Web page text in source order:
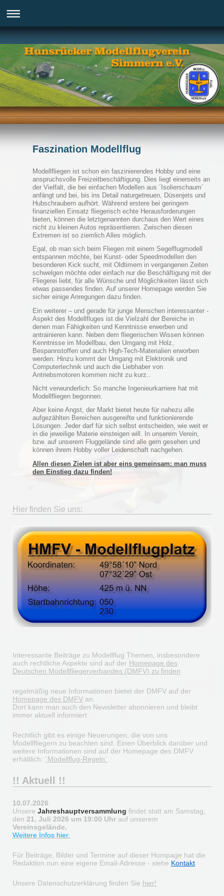
Faszination Modellflug
Modellfliegen ist schon ein faszinierendes Hobby und eine
anspruchsvolle Freizeitbeschäftigung. Dies liegt einerseits an
der Vielfalt, die bei einfachen Modellen aus ´Isolierschaum´
anfängt und bei, bis ins Detail naturgetreuen, Düsenjets und
Hubschraubern aufhört. Während erstere bei geringem
finanziellen Einsatz fliegerisch echte Herausforderungen
bieten, können die letztgenannten durchaus den Wert eines
nicht zu kleinen Autos repräsentieren. Zwischen diesen
Extremen ist so ziemlich Alles möglich.
Egal, ob man sich beim Fliegen mit einem Segelflugmodell
entspannen möchte, bei Kunst- oder Speedmodellen den
besonderen Kick sucht, mit Oldtimern in vergangenen Zeiten
schwelgen möchte oder einfach nur die Beschäftigung mit der
Fliegerei liebt, für alle Wünsche und Möglichkeiten lässt sich
etwas passendes finden. Auf unserer Homepage werden Sie
sicher einige Anregungen dazu finden.
Ein weiterer – und gerade für junge Menschen interessanter -
Aspekt des Modellfluges ist die Vielzahl der Bereiche in
denen man Fähigkeiten und Kenntnisse erwerben und
antrainieren kann. Neben dem fliegerischen Wissen können
Kenntnisse im Modellbau, den Umgang mit Holz,
Bespannstoffen und auch High-Tech-Materialien erworben
werden. Hinzu kommt der Umgang mit Elektronik und
Computertechnik und auch die Liebhaber von
Antriebsmotoren kommen nicht zu kurz..
Nicht verwunderlich: So manche Ingenieurkarriere hat mit
Modellfliegen begonnen.
Aber keine Angst, der Markt bietet heute für nahezu alle
aufgezählten Bereichen ausgereifte und funktionierende
Lösungen. Jeder darf für sich selbst entscheiden, wie weit er
in die jeweilige Materie einsteigen will. In unserem Verein,
bzw. auf unserem Fluggelände sind alle gern gesehen und
können ihrem Hobby voller Leidenschaft nachgehen.
Allen diesen Zielen ist aber eins gemeinsam: man muss
den Einstieg dazu finden!
Hier finden Sie uns:
Interessante Beiträge zu Modellflug Themen, insbesondere
auch rechtliche Aspekte sind auf der Homepage des
Deutschen Modellfliegerverbandes (DMFV) zu finden
regelmäßig neue Informationen bietet der DMFV auf der
Homepage des DMFV an.
Dort kann man auch den Newsletter abonnieren und bleibt
immer aktuell informiert
Rechtlich gibt es einige Neuerungen, die von uns
Modellfliegern zu beachten sind. Einen Überblick darüber und
weitere Informationen sind auf der Homepage des DMFV
erhältlich: ´Modellflug-Regeln´
!! Aktuell !!
10.07.2026
Unsere Jahreshauptversammlung findet statt am Samstag,
den 21. Juli 2026 um 19:00 Uhr auf unserem
Vereinsgelände.
Weitere Infos hier.
Für Beiträge, Bilder und Termine auf dieser Hompage hat die
Redaktion nun eine eigene Email-Adresse - siehe Kontakt
Unsere Datenschutzerklärung finden Sie hier!